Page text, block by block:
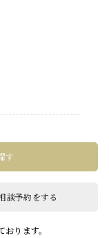
す
談予約をする
ります。